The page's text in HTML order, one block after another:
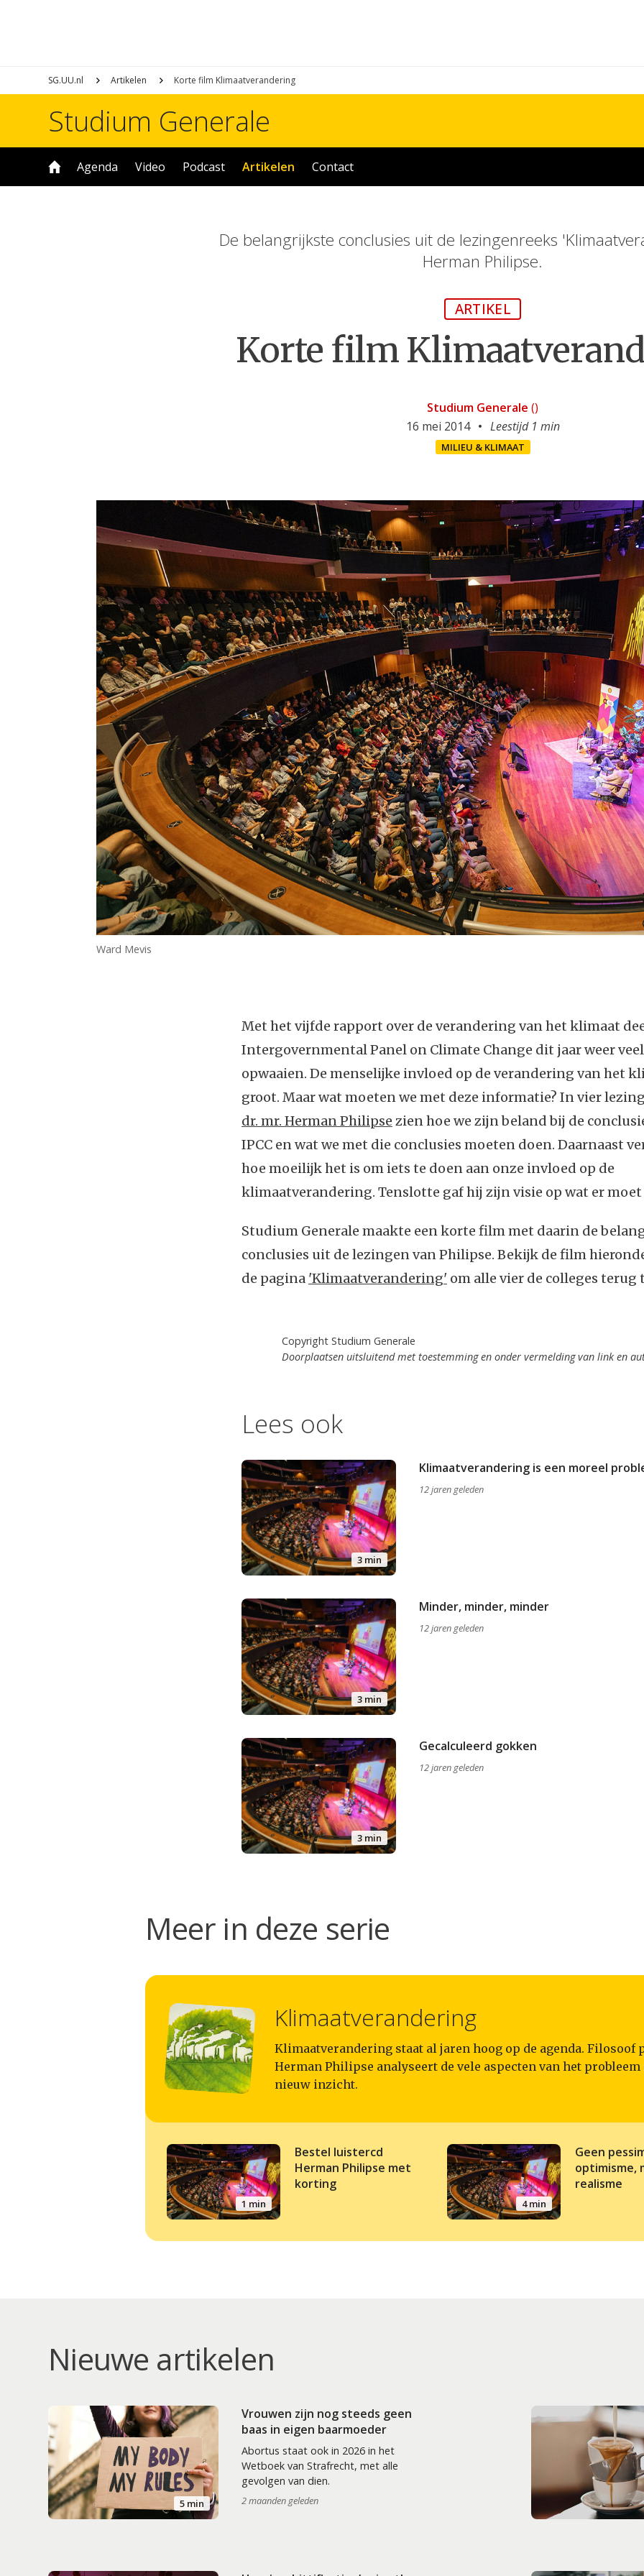
SG.UU.nl Artikelen Korte film Klimaatverandering
Studium Generale
Agenda Video Podcast Artikelen Contact
De belangrijkste conclusies uit de lezingenreeks
Herman Philipse.
ARTIKEL
Korte film
Studium Generale ()
16 mei 2014
Leestijd 1 min
MILIEU & KLIMAAT
Ward Mevis
Met het vijfde rapport over de verandering van het klimaat
Intergovernmental Panel on Climate Change dit jaar weer
opwaaien. De menselijke invloed op de verandering van het
groot. Maar wat moeten we met deze informatie? In vier
dr. mr. Herman Philipse zien hoe we zijn beland bij de
IPCC en wat we met die conclusies moeten doen. Daarnaast
hoe moeilijk het is om iets te doen aan onze invloed op de
klimaatverandering. Tenslotte gaf hij zijn visie op wat er moet
Studium Generale maakte een korte film met daarin de
conclusies uit de lezingen van Philipse. Bekijk de film
de pagina 'Klimaatverandering'om alle vier de colleges terug
Copyright Studium Generale
Doorplaatsen uitsluitend met toestemming en onder vermelding van link en
Lees ook
3 min
Klimaatverandering is een moreel
12 jaren geleden
3 min
Minder, minder, minder
12 jaren geleden
3 min
Gecalculeerd gokken
12 jaren geleden
Meer in deze serie
Klimaatverandering
Klimaatverandering staat al jaren hoog op de agenda. Filosoof
Herman Philipse analyseert de vele aspecten van het probleem
nieuw inzicht.
1 min
Bestel luistercd
Herman Philipse met
korting
4 min
Geen
optimisme,
realisme
Nieuwe artikelen
5 min
Vrouwen zijn nog steeds geen
baas in eigen baarmoeder
Abortus staat ook in 2026 in het
Wetboek van Strafrecht, met alle
gevolgen van dien.
2 maanden geleden